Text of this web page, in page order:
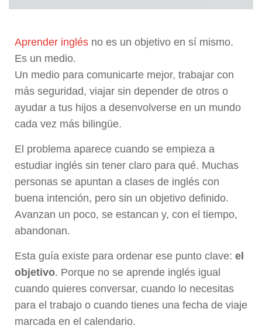
Aprender inglés no es un objetivo en sí mismo.
Es un medio.
Un medio para comunicarte mejor, trabajar con
más seguridad, viajar sin depender de otros o
ayudar a tus hijos a desenvolverse en un mundo
cada vez más bilingüe.
El problema aparece cuando se empieza a
estudiar inglés sin tener claro para qué. Muchas
personas se apuntan a clases de inglés con
buena intención, pero sin un objetivo definido.
Avanzan un poco, se estancan y, con el tiempo,
abandonan.
Esta guía existe para ordenar ese punto clave: el
objetivo. Porque no se aprende inglés igual
cuando quieres conversar, cuando lo necesitas
para el trabajo o cuando tienes una fecha de viaje
marcada en el calendario.